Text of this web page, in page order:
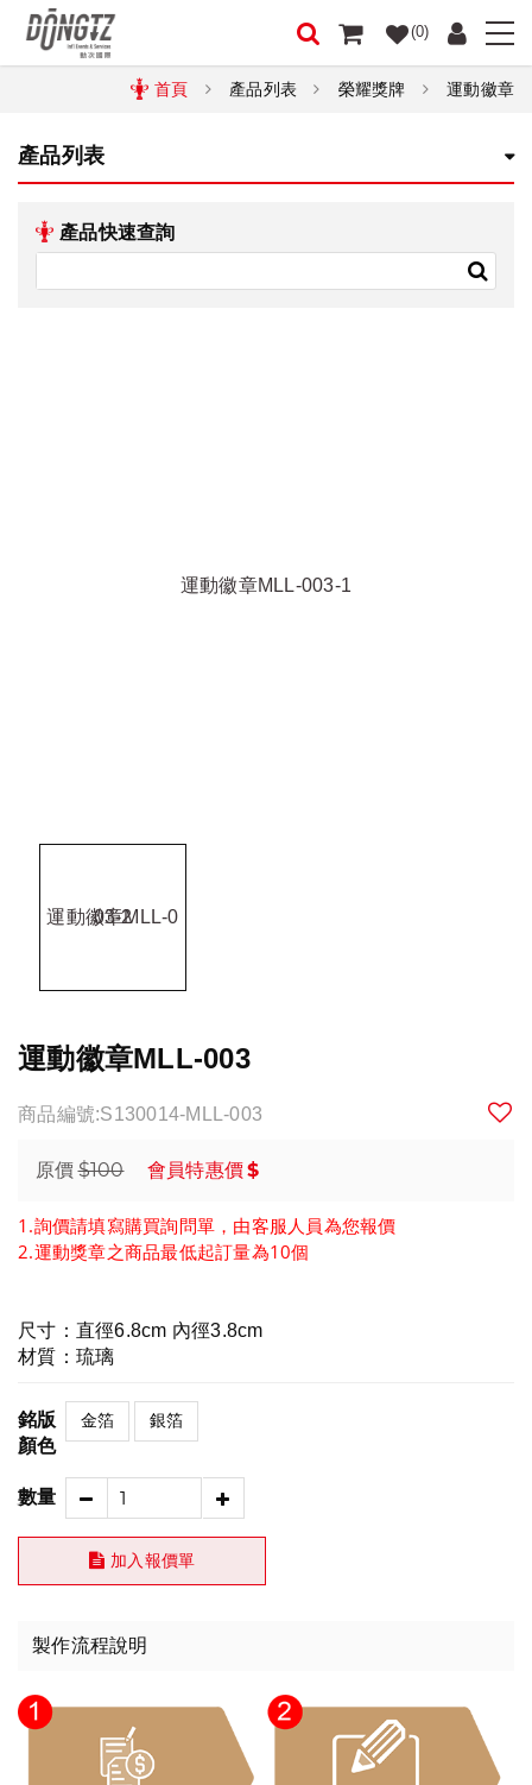
(0)
首頁 產品列表 榮耀獎牌 運動徽章
產品列表
產品快速查詢
運動徽章MLL-003
商品編號:S130014-MLL-003
原價 $100 會員特惠價$
1.詢價請填寫購買詢問單，由客服人員為您報價
2.運動獎章之商品最低起訂量為10個
尺寸：直徑6.8cm 內徑3.8cm
材質：琉璃
銘版
顏色
金箔 銀箔
數量
加入報價單
製作流程說明